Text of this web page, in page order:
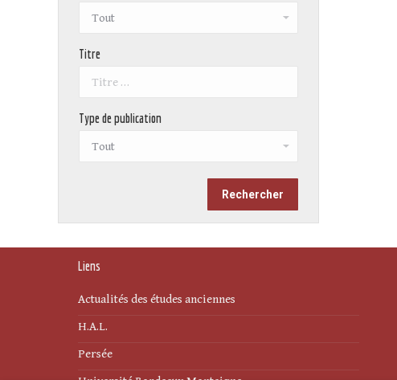
Titre
Type de publication
Liens
Actualités des études anciennes
H.A.L.
Persée